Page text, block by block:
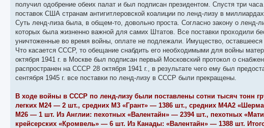
получил одобрение обеих палат и был подписан президентом. Спустя три
поставок США странам антигитлеровской коалиции по ленд-лизу в
Суть ленд-лиза была, в общем-то, довольно проста. Согласно закону о ленд-
которых была жизненно важной для самих Штатов. Все поставки проходили
уничтоженные во время войны, оплате не подлежали. Имущество,
Что касается СССР, то обещание снабдить его необходимыми для войны
октября 1941 г. в Москве был подписан первый Московский протокол о
распространен на СССР 28 октября 1941 г., в результате чего ему был
сентября 1945 г. все поставки по ленд-лизу в СССР были прекращены.
В ходе войны в СССР по ленд-лизу были поставлены сотни тысяч тонн
легких М24 — 2 шт., средних М3 «Грант» — 1386 шт., средних М4А2
М26 — 1 шт. Из Англии: пехотных «Валентайн» — 2394 шт., пехотных
крейсерских «Кромвель» — 6 шт. Из Канады: «Валентайн» — 1388 шт.